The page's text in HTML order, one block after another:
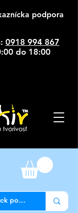
podpora
0918 994 867
do 18:00